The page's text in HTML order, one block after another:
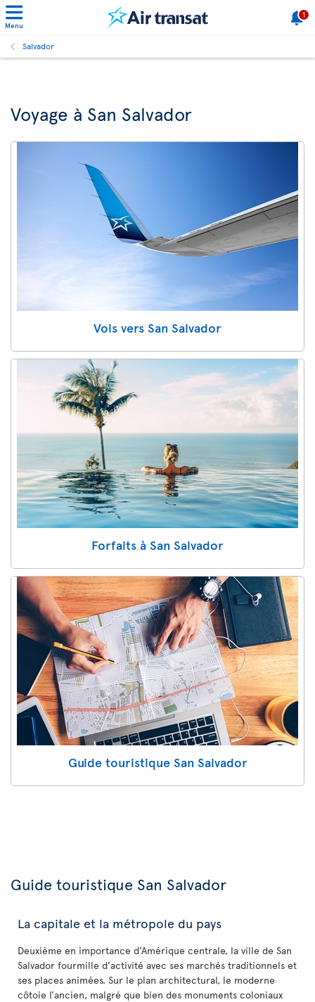
Menu
1
Salvador
Voyage à San Salvador
Vols vers San Salvador
Forfaits à San Salvador
Guide touristique San Salvador
Guide touristique San Salvador
La capitale et la métropole du pays
Deuxième en importance d’Amérique centrale, la ville de San
Salvador fourmille d’activité avec ses marchés traditionnels et
ses places animées. Sur le plan architectural, le moderne
côtoie l’ancien, malgré que bien des monuments coloniaux